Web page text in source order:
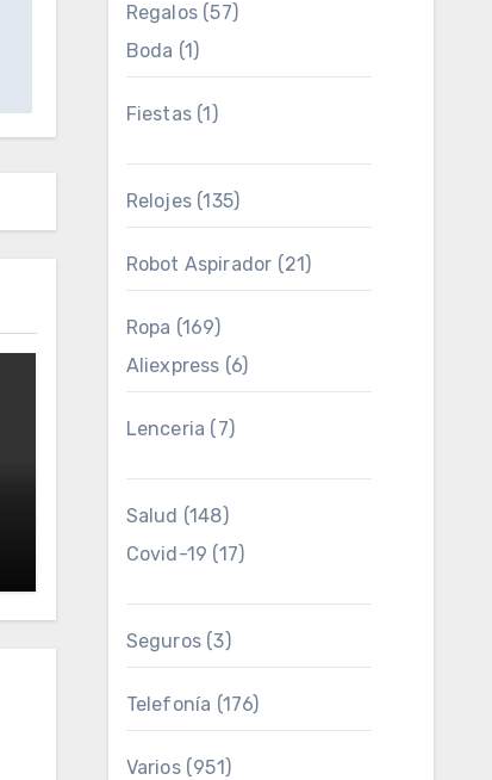
Regalos(57)
Boda (1)
Fiestas(1)
Relojes(135)
Robot Aspirador (21)
Ropa (169)
Aliexpress (6)
Lenceria (7)
Salud (148)
Covid-19 (17)
Seguros(3)
Telefonía (176)
Varios(951)